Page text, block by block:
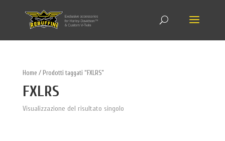
Home / Prodotti taggati “FXLRS”
FXLRS
Visualizzazione del risultato singolo